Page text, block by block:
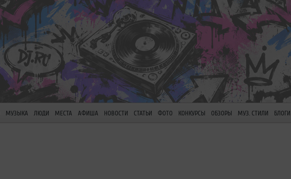
МУЗЫКА ЛЮДИ МЕСТА АФИША НОВОСТИ СТАТЬИ ФОТО КОНКУРСЫ ОБЗОРЫ МУЗ. СТИЛИ БЛОГИ